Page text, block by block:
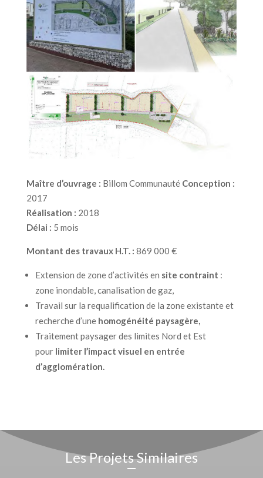
Maître d’ouvrage : Billom Communauté Conception :
2017
Réalisation : 2018
Délai : 5 mois
Montant des travaux H.T. : 869 000 €
Extension de zone d’activités en site contraint :
zone inondable, canalisation de gaz,
Travail sur la requalification de la zone existante et
recherche d’une homogénéité paysagère,
Traitement paysager des limites Nord et Est
pour limiter l’impact visuel en entrée
d’agglomération.
Les Projets Similaires